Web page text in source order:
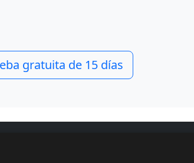
gratuita de 15 días